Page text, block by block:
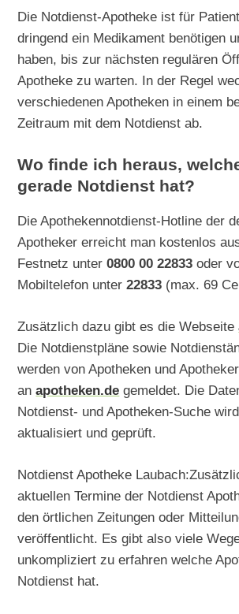
Die Notdienst-Apotheke ist für
dringend ein Medikament benötigen
haben, bis zur nächsten regulären
Apotheke zu warten. In der Regel
verschiedenen Apotheken in einem
Zeitraum mit dem Notdienst ab.
Wo finde ich heraus,
gerade Notdienst hat?
Die Apothekennotdienst-Hotline der
Apotheker erreicht man kostenlos
Festnetz unter0800 00 22833 oder
Mobiltelefon unter22833 (max. 69
Zusätzlich dazu gibt es die Webseite
Die Notdienstpläne sowie
werden von Apotheken und
anapotheken.de gemeldet. Die
Notdienst- und Apotheken-Suche
aktualisiert und geprüft.
Notdienst Apotheke
aktuellen Termine der Notdienst
den örtlichen Zeitungen oder
veröffentlicht. Es gibt also viele
unkompliziert zu erfahren welche
Notdienst hat.